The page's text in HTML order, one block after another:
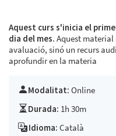
Aquest curs s'inicia el
dia del mes. Aquest
avaluació, sinó un recurs
aprofundir en la materia
Modalitat: Online
Durada: 1h 30m
Idioma: Català